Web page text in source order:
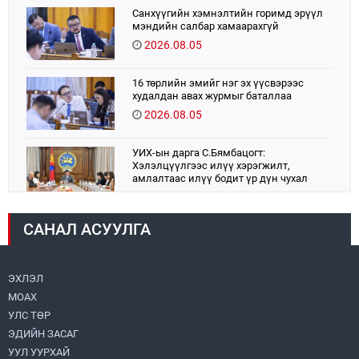
Санхүүгийн хэмнэлтийн горимд эрүүл
мэндийн салбар хамаарахгүй
2026.08.05
16 төрлийн эмийг нэг эх үүсвэрээс
худалдан авах журмыг баталлаа
2026.08.05
УИХ-ын дарга С.Бямбацогт:
Хэлэлцүүлгээс илүү хэрэгжилт,
амлалтаас илүү бодит үр дүн чухал
Монголбанк 7 дугаар сард 1,439.2 кг үнэт
САНАЛ АСУУЛГА
ЭХЛЭЛ
МОАХ
УЛС ТӨР
ЭДИЙН ЗАСАГ
УУЛ УУРХАЙ